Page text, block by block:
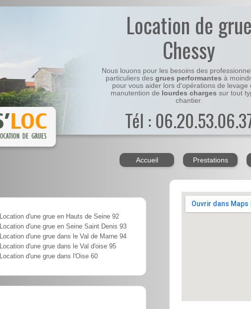
Location de grue
Chessy
Nous louons pour les besoins des
particuliers des grues performantes à
pour vous aider lors d'opérations de levage
manutention de lourdes charges sur tout
chantier.
Tél :
Accueil Prestations
Location d'une grue en Hauts de Seine 92
Location d'une grue en Seine Saint Denis 93
Location d'une grue dans le Val de Marne 94
Location d'une grue dans le Val d'oise 95
Location d'une grue dans l'Oise 60